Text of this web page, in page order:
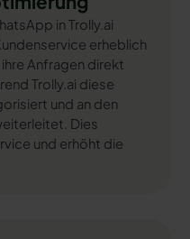
in Trolly.ai
erheblich
Anfragen direkt
Trolly.ai diese
und an den
Dies
und erhöht die